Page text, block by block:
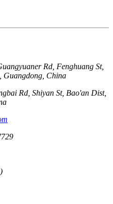
Rd, Fenghuang St,
Guangdong, China
Rd, Shiyan St, Bao'an Dist,